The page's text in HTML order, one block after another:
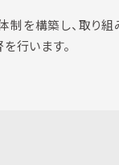
制を構築し、取り組
行います。